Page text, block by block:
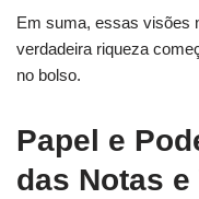
Em suma, essas visões
verdadeira riqueza
no bolso.
Papel e
das Notas